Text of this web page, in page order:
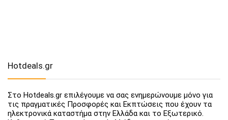
Hotdeals.gr
Στο Hotdeals.gr επιλέγουμε να σας ενημερώνουμε μόνο για
τις πραγματικές Προσφορές και Εκπτώσεις που έχουν τα
ηλεκτρονικά καταστήμα στην Ελλάδα και το Εξωτερικό.